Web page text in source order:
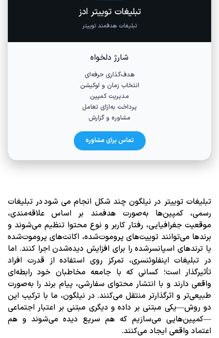
تبلیغات توییتر ادز
تبلیغات هدفمند توییتر
شارژ دلخواه
هدف‌گذاری حرفه‌ای
انتخاب زمان و لوکیشن
مدیریت کمپین
پرداخت به‌ازای تعامل
مشاوره و گزارش
تماس برای مشاوره
تبلیغات توییتر در نیلگون چند شکل انجام می شود در تبلیغات
رسمی، کمپین‌ها به‌صورت هدفمند بر اساس علاقه‌مندی،
موقعیت جغرافیایی، رفتار کاربر و نوع محتوا تنظیم می‌شوند و
برندها می‌توانند توییت‌های پروموت‌شده، اکانت‌های پروموت‌شده
یا ترندهای اسپانسرشده را برای افزایش دیده‌شدن اجرا کنند. اما
در تبلیغات اینفلوئنسری، تمرکز روی استفاده از قدرت افراد
تأثیرگذار است؛ کسانی که با جامعه مخاطبان خود رابطه‌ای
واقعی دارند و با انتشار محتوای سفارشی، پیام برند را به‌صورت
طبیعی‌تر و اثرگذارتر منتقل می‌کنند. در نیلگون، ما با ترکیب این
دو روش—یکی مبتنی بر داده و دیگری مبتنی بر اعتبار اجتماعی
—کمپین‌هایی می‌سازیم که هم سریع دیده می‌شوند و هم
اعتماد واقعی ایجاد می‌کنند.